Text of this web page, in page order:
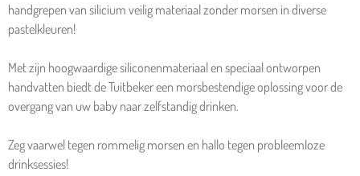
handgrepen van silicium veilig materiaal zonder morsen in diverse
pastelkleuren!
Met zijn hoogwaardige siliconenmateriaal en speciaal ontworpen
handvatten biedt de Tuitbeker een morsbestendige oplossing voor de
overgang van uw baby naar zelfstandig drinken.
Zeg vaarwel tegen rommelig morsen en hallo tegen probleemloze
drinksessies!